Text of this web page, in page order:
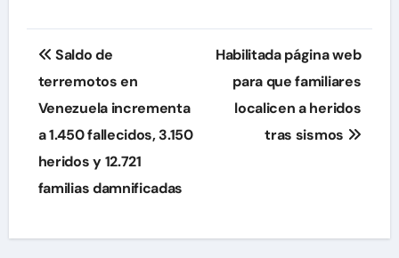
Navegación
de
entradas
Saldo de
terremotos en
Venezuela incrementa
a 1.450 fallecidos, 3.150
heridos y 12.721
familias damnificadas
Habilitada página web
para que familiares
localicen a heridos
tras sismos